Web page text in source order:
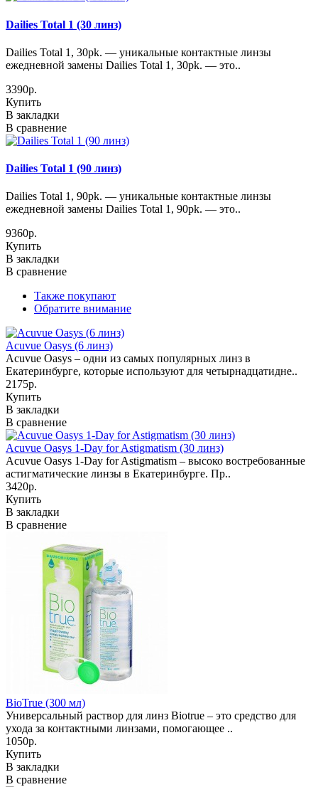
Dailies Total 1 (30 линз)
Dailies Total 1, 30pk. — уникальные контактные линзы
ежедневной замены Dailies Total 1, 30pk. — это..
3390р.
Купить
В закладки
В сравнение
Dailies Total 1 (90 линз)
Dailies Total 1, 90pk. — уникальные контактные линзы
ежедневной замены Dailies Total 1, 90pk. — это..
9360р.
Купить
В закладки
В сравнение
Также покупают
Обратите внимание
Acuvue Oasys (6 линз)
Acuvue Oasys – одни из самых популярных линз в
Екатеринбурге, которые используют для четырнадцатидне..
2175р.
Купить
В закладки
В сравнение
Acuvue Oasys 1-Day for Astigmatism (30 линз)
Acuvue Oasys 1-Day for Astigmatism – высоко востребованные
астигматические линзы в Екатеринбурге. Пр..
3420р.
Купить
В закладки
В сравнение
BioTrue (300 мл)
Универсальный раствор для линз Biotrue – это средство для
ухода за контактными линзами, помогающее ..
1050р.
Купить
В закладки
В сравнение